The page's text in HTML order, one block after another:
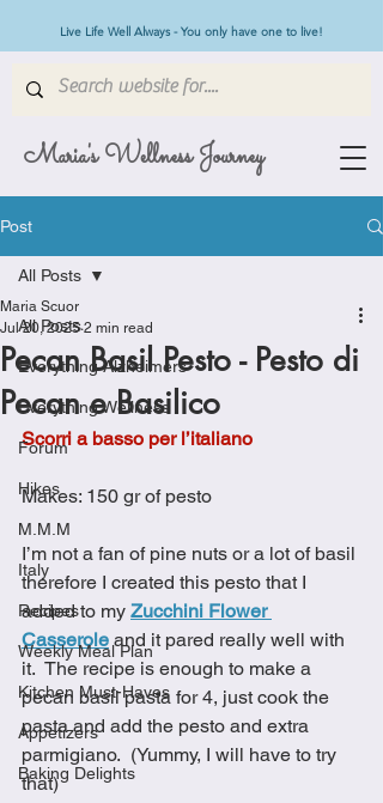
Maria's Wellness Journey
Live Life Well Always - You only have one to live!
Post
All Posts
Everything Alzheimers
Everything Wellness
Forum
Hikes
M.M.M
Italy
Recipes
Weekly Meal Plan
Kitchen Must-Haves
Appetizers
Baking Delights
All Posts
Pecan Basil Pesto - Pesto di
Pecan e Basilico
Maria Scuor
Jul 20, 2025 2 min read
Scorri a basso per l’italiano
Makes: 150 gr of pesto
I’m not a fan of pine nuts or a lot of basil
therefore I created this pesto that I
added to my Zucchini Flower
Casserole and it pared really well with
it.  The recipe is enough to make a
pecan basil pasta for 4, just cook the
pasta and add the pesto and extra
parmigiano.  (Yummy, I will have to try
that)